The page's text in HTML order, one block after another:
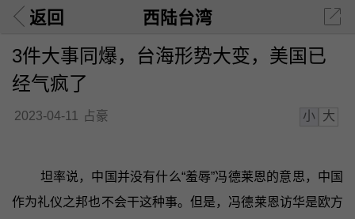
返回 西陆台湾
3件大事同爆，台海形势大变，美国已
经气疯了
2023-04-11 占豪 小 大
坦率说，中国并没有什么“羞辱”冯德莱恩的意思，中国
作为礼仪之邦也不会干这种事。但是，冯德莱恩访华是欧方